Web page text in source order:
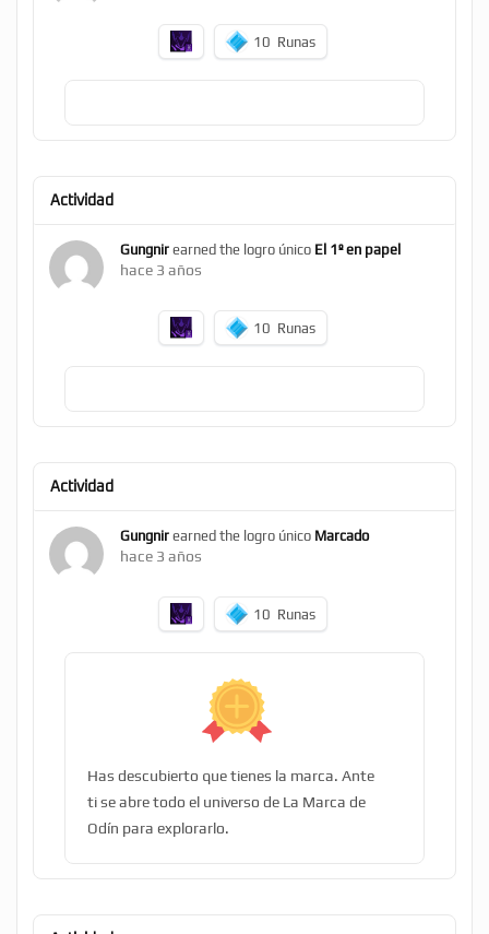
10 Runas
Actividad
Gungnir earned the logro único El 1º en papel
hace 3 años
10 Runas
Actividad
Gungnir earned the logro único Marcado
hace 3 años
10 Runas
Has descubierto que tienes la marca. Ante
ti se abre todo el universo de La Marca de
Odín para explorarlo.